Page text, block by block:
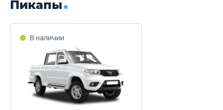
Пикапы
В наличии